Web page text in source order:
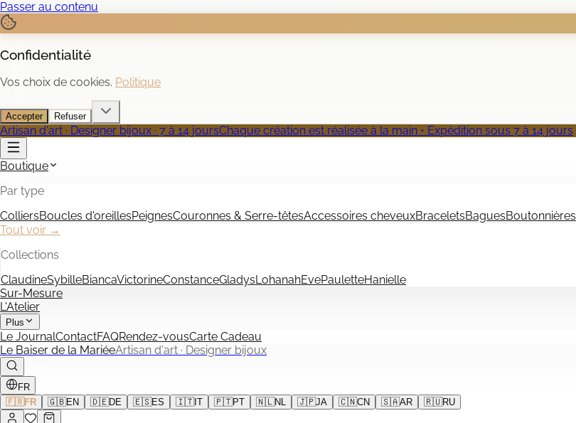
Passer au contenu
Confidentialité
Vos choix de cookies. Politique
Accepter Refuser
Artisan d'art · Designer bijoux · 7 à 14 joursChaque création est réalisée à la main • Expédition sous 7 à 14 jours
Boutique
Par type
ColliersBoucles d'oreillesPeignesCouronnes & Serre-têtesAccessoires cheveuxBraceletsBaguesBoutonnières
Tout voir →
Collections
ClaudineSybilleBiancaVictorineConstanceGladysLohanahEvePauletteHanielle
Sur-Mesure
L'Atelier
Plus
Le JournalContactFAQRendez-vousCarte Cadeau
Le Baiser de la MariéeArtisan d'art · Designer bijoux
FR
🇫🇷 FR 🇬🇧EN 🇩🇪DE 🇪🇸ES 🇮🇹IT 🇵🇹PT 🇳🇱NL 🇯🇵JA 🇨🇳CN 🇸🇦AR 🇷🇺RU